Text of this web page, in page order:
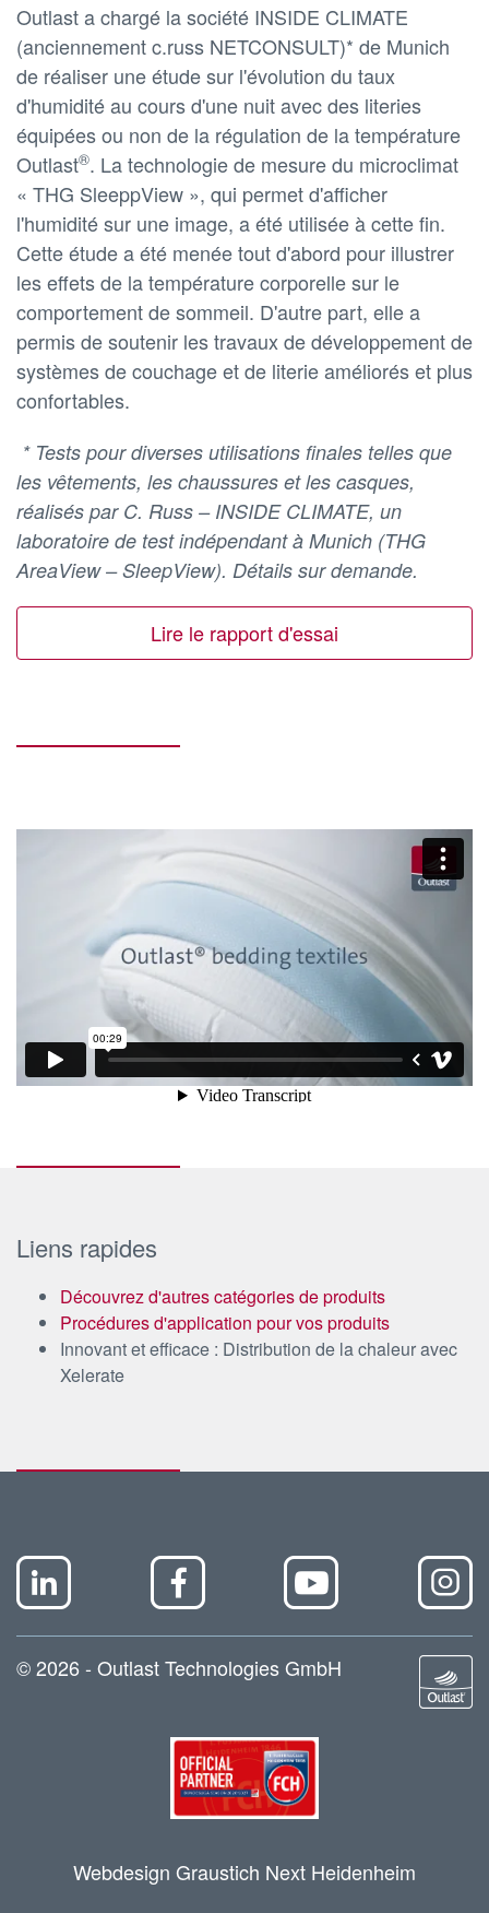
Outlast a chargé la société INSIDE CLIMATE
(anciennement c.russ NETCONSULT)* de Munich
de réaliser une étude sur l'évolution du taux
d'humidité au cours d'une nuit avec des literies
équipées ou non de la régulation de la température
Outlast®. La technologie de mesure du microclimat
« THG SleeppView », qui permet d'afficher
l'humidité sur une image, a été utilisée à cette fin.
Cette étude a été menée tout d'abord pour illustrer
les effets de la température corporelle sur le
comportement de sommeil. D'autre part, elle a
permis de soutenir les travaux de développement de
systèmes de couchage et de literie améliorés et plus
confortables.
* Tests pour diverses utilisations finales telles que
les vêtements, les chaussures et les casques,
réalisés par C. Russ – INSIDE CLIMATE, un
laboratoire de test indépendant à Munich (THG
AreaView – SleepView). Détails sur demande.
Lire le rapport d'essai
Liens rapides
Découvrez d'autres catégories de produits
Procédures d'application pour vos produits
Innovant et efficace : Distribution de la chaleur avec
Xelerate
© 2026 - Outlast Technologies GmbH
Webdesign Graustich Next Heidenheim